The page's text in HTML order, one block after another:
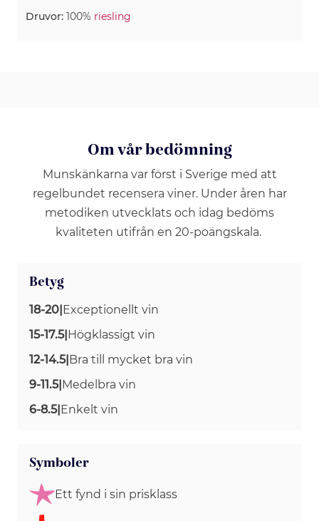
Druvor: 100% riesling
Om vår bedömning
Munskänkarna var först i Sverige med att
regelbundet recensera viner. Under åren har
metodiken utvecklats och idag bedöms
kvaliteten utifrån en 20-poängskala.
Betyg
18-20|Exceptionellt vin
15-17.5|Högklassigt vin
12-14.5|Bra till mycket bra vin
9-11.5|Medelbra vin
6-8.5|Enkelt vin
Symboler
Ett fynd i sin prisklass